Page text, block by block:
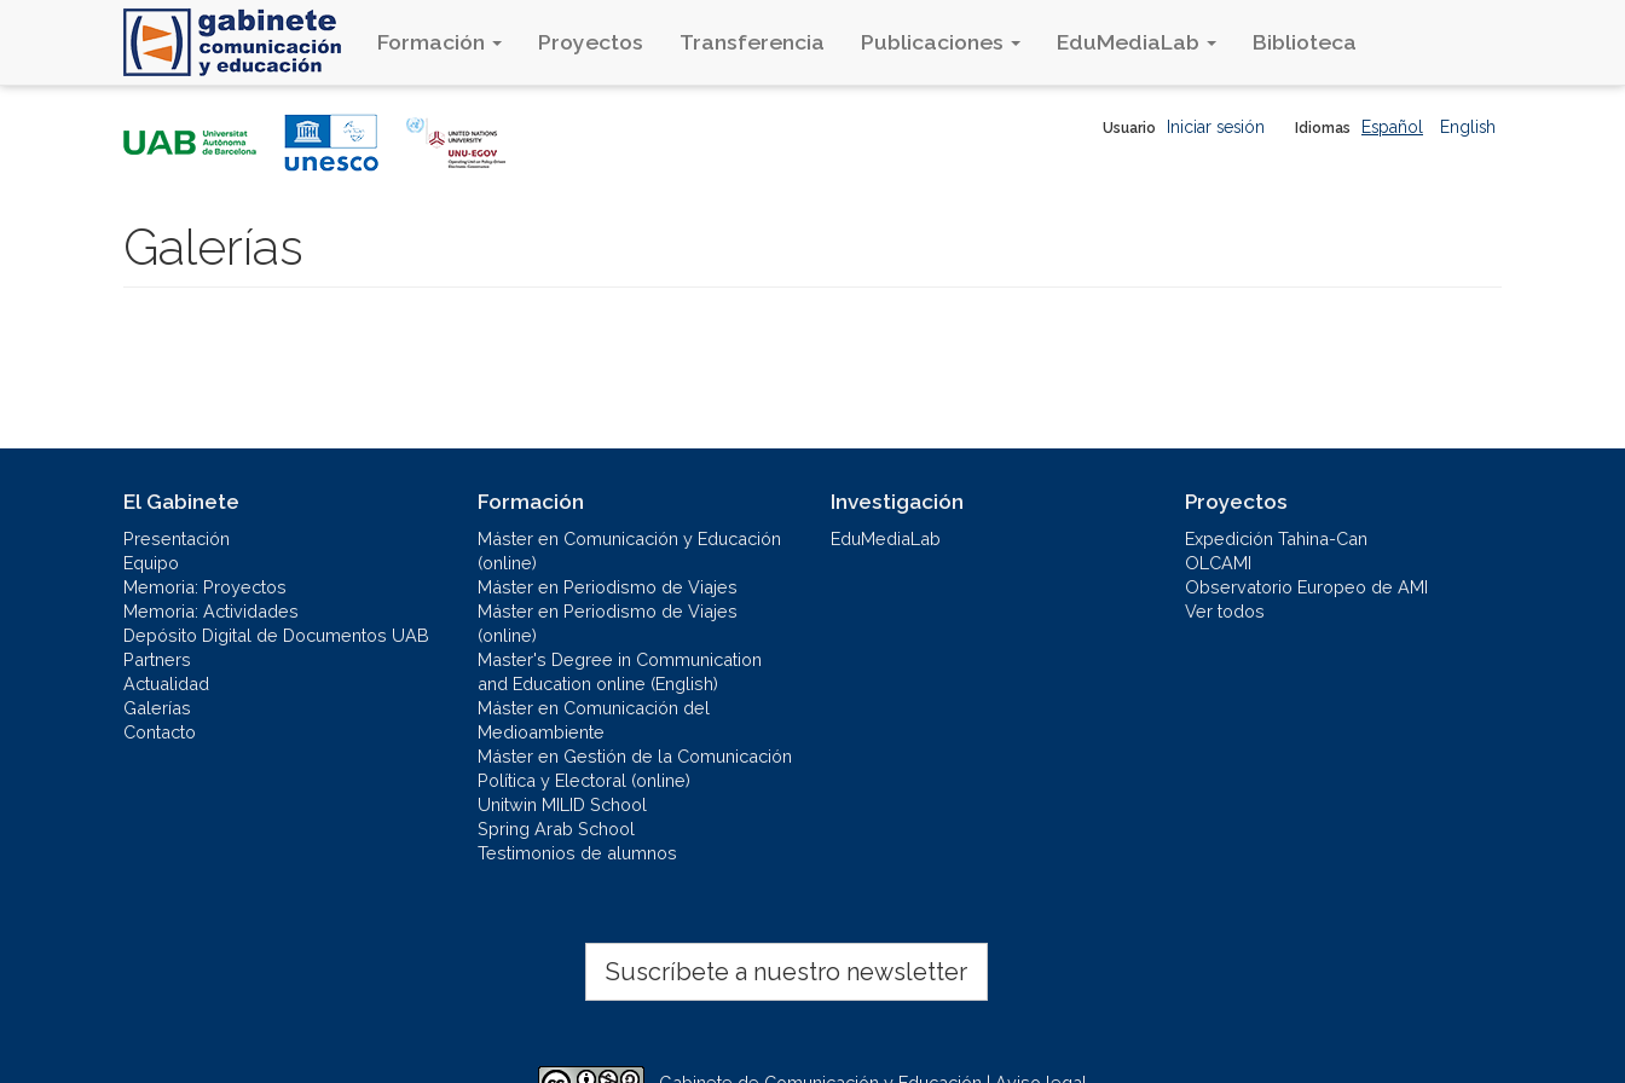
Formación Proyectos Transferencia Publicaciones EduMediaLab Biblioteca
Idiomas Español English
Usuario Iniciar sesión
Galerías
El Gabinete
Presentación
Equipo
Memoria: Proyectos
Memoria: Actividades
Depósito Digital de Documentos UAB
Partners
Actualidad
Galerías
Contacto
Formación
Máster en Comunicación y Educación
(online)
Máster en Periodismo de Viajes
Máster en Periodismo de Viajes
(online)
Master's Degree in Communication
and Education online (English)
Máster en Comunicación del
Medioambiente
Máster en Gestión de la Comunicación
Política y Electoral (online)
Unitwin MILID School
Spring Arab School
Testimonios de alumnos
Investigación
EduMediaLab
Proyectos
Expedición Tahina-Can
OLCAMI
Observatorio Europeo de AMI
Ver todos
Suscríbete a nuestro newsletter